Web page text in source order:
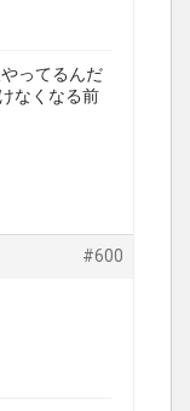
ってるんだ
なくなる前
#600